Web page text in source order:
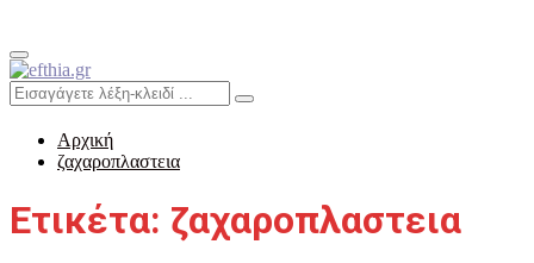
Primary
Menu
Search
for:
Search
Αρχική
ζαχαροπλαστεια
Ετικέτα: ζαχαροπλαστεια